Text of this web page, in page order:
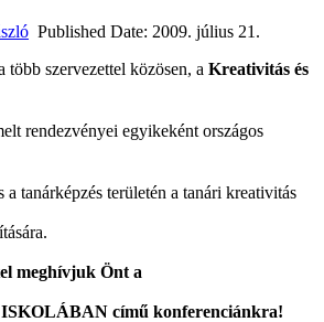
Published Date: 2009. július 21.
szervezettel közösen, a Kreativitás és
rendezvényei egyikeként országos
a tanárképzés területén a tanári kreativitás
meghívjuk Önt a
című konferenciánkra!